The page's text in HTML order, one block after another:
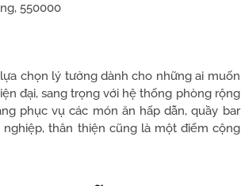
550000
chọn lý tưởng dành cho những ai muốn
đại, sang trọng với hệ thống phòng rộng
phục vụ các món ăn hấp dẫn, quầy bar
thân thiện cũng là một điểm cộng